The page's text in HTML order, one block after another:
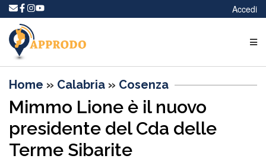
Accedi
Home » Calabria » Cosenza
Mimmo Lione è il nuovo
presidente del Cda delle
Terme Sibarite